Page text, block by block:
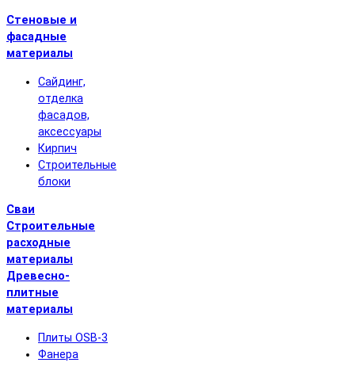
Стеновые и
фасадные
материалы
Сайдинг,
отделка
фасадов,
аксессуары
Кирпич
Строительные
блоки
Сваи
Строительные
расходные
материалы
Древесно-
плитные
материалы
Плиты OSB-3
Фанера